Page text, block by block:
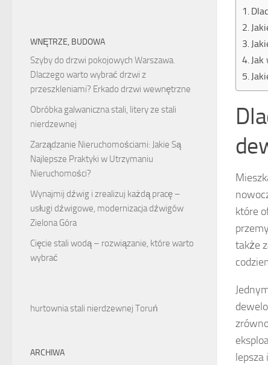
Jak
które
także
lepsza
WNĘTRZE, BUDOWA
Szyby do drzwi pokojowych Warszawa.
Dlaczego warto wybrać drzwi z
przeszkleniami? Erkado drzwi wewnętrzne
Obróbka galwaniczna stali, litery ze stali
nierdzewnej
Zarządzanie Nieruchomościami: Jakie Są
Najlepsze Praktyki w Utrzymaniu
Nieruchomości?
Wynajmij dźwig i zrealizuj każdą pracę –
usługi dźwigowe, modernizacja dźwigów
Zielona Góra
Cięcie stali wodą – rozwiązanie, które warto
wybrać
hurtownia stali nierdzewnej Toruń
ARCHIWA